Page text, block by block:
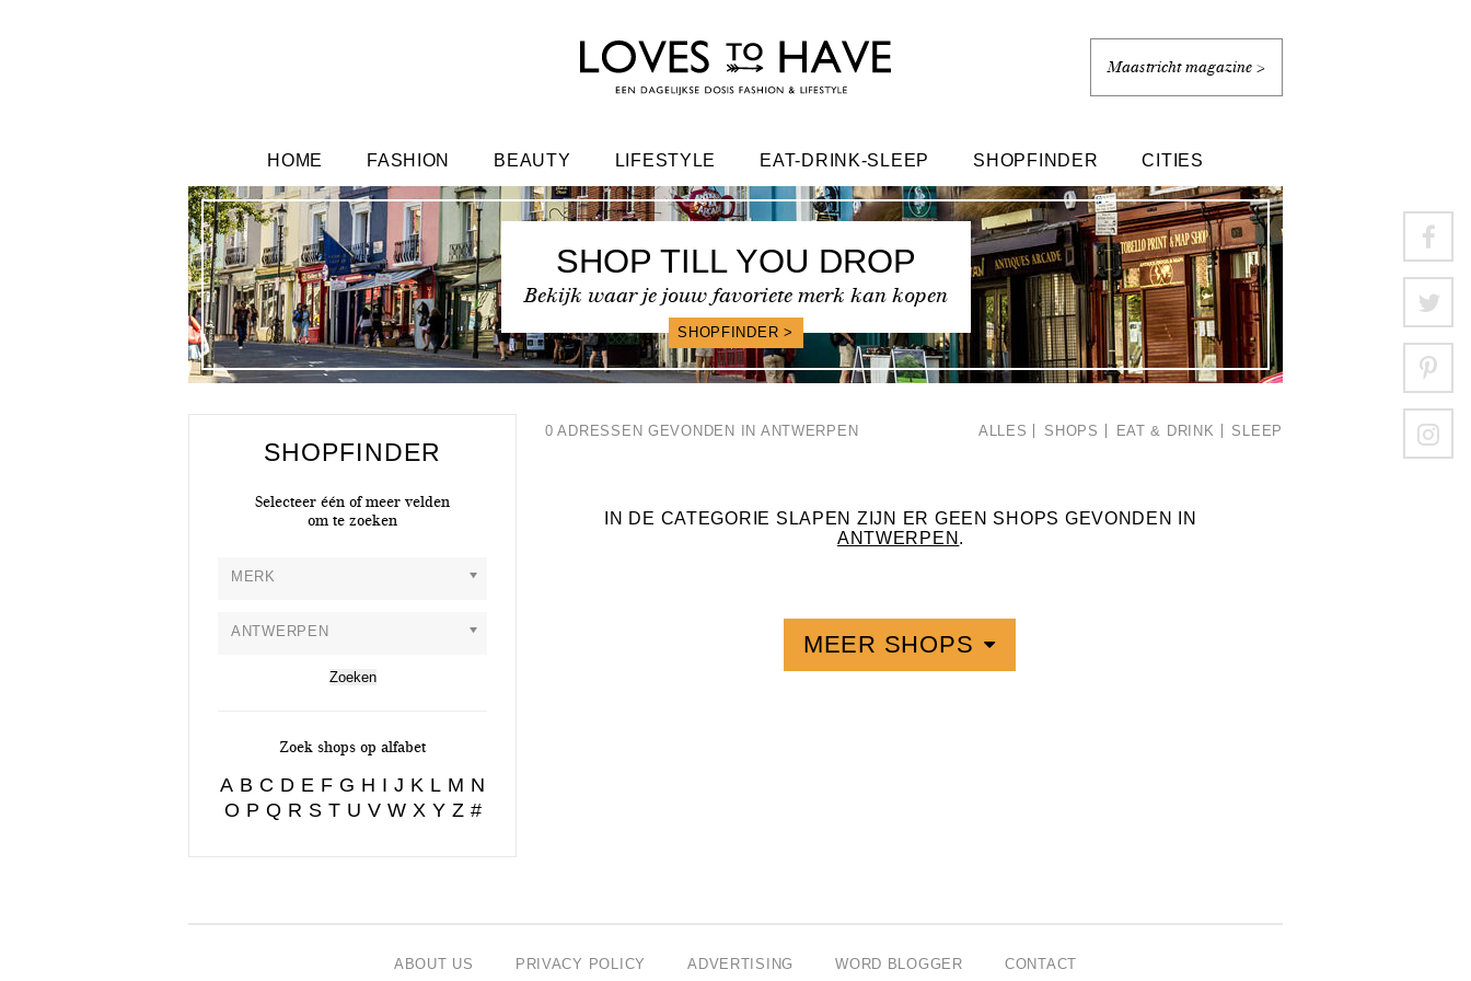
Maastricht magazine >
HOME FASHION BEAUTY LIFESTYLE EAT-DRINK-SLEEP SHOPFINDER CITIES
FRIENDS
SHOP TILL YOU DROP
Bekijk waar je jouw favoriete merk kan kopen
SHOPFINDER >
SHOPFINDER
Selecteer één of meer velden
om te zoeken
MERK
ANTWERPEN
Zoek shops op alfabet
A B C D E F G H I J K L M N
O P Q R S T U V W X Y Z #
0 ADRESSEN GEVONDEN IN ANTWERPEN ALLES SHOPS EAT & DRINK SLEEP
IN DE CATEGORIE SLAPEN ZIJN ER GEEN SHOPS GEVONDEN IN
ANTWERPEN .
MEER SHOPS
ABOUT US PRIVACY POLICY ADVERTISING WORD BLOGGER CONTACT